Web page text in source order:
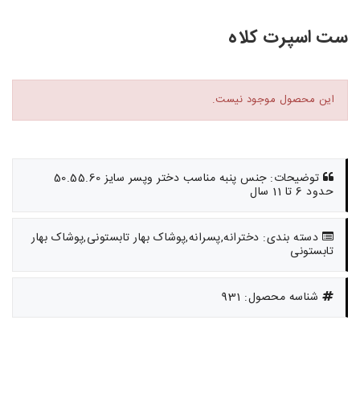
ست اسپرت کلاه
این محصول موجود نیست.
توضیحات: جنس پنبه مناسب دختر وپسر سایز 50.55.60
حدود 6 تا 11 سال
دسته بندی: دخترانه,پسرانه,پوشاک بهار تابستونی,پوشاک بهار
تابستونی
شناسه محصول: 931